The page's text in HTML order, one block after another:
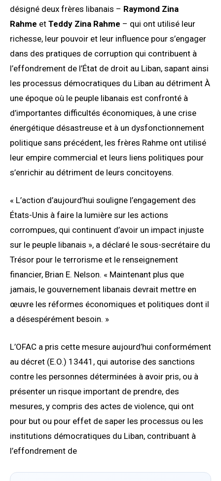
désigné deux frères libanais – Raymond Zina
Rahme et Teddy Zina Rahme – qui ont utilisé leur
richesse, leur pouvoir et leur influence pour s’engager
dans des pratiques de corruption qui contribuent à
l’effondrement de l’État de droit au Liban, sapant ainsi
les processus démocratiques du Liban au détriment À
une époque où le peuple libanais est confronté à
d’importantes difficultés économiques, à une crise
énergétique désastreuse et à un dysfonctionnement
politique sans précédent, les frères Rahme ont utilisé
leur empire commercial et leurs liens politiques pour
s’enrichir au détriment de leurs concitoyens.
« L’action d’aujourd’hui souligne l’engagement des
États-Unis à faire la lumière sur les actions
corrompues, qui continuent d’avoir un impact injuste
sur le peuple libanais », a déclaré le sous-secrétaire du
Trésor pour le terrorisme et le renseignement
financier, Brian E. Nelson. « Maintenant plus que
jamais, le gouvernement libanais devrait mettre en
œuvre les réformes économiques et politiques dont il
a désespérément besoin. »
L’OFAC a pris cette mesure aujourd’hui conformément
au décret (E.O.) 13441, qui autorise des sanctions
contre les personnes déterminées à avoir pris, ou à
présenter un risque important de prendre, des
mesures, y compris des actes de violence, qui ont
pour but ou pour effet de saper les processus ou les
institutions démocratiques du Liban, contribuant à
l’effondrement de